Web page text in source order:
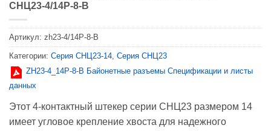
СНЦ23-4/14Р-8-В
Артикул: zh23-4/14P-8-B
Категории: Серия CНЦ23-14 Серия CНЦ23
ZH23-4_14Р-8-В Байонетные разъемы Спецификации и листы
данных
Этот 4-контактный штекер серии СНЦ23 размером 14
имеет угловое крепление хвоста для надежного